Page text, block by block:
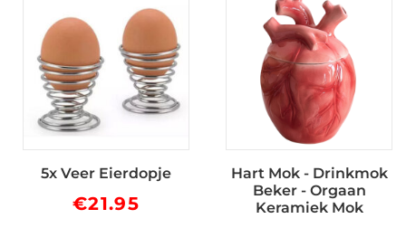
5x Veer Eierdopje
€21.95
Hart Mok - Drinkmok
Beker - Orgaan
Keramiek Mok